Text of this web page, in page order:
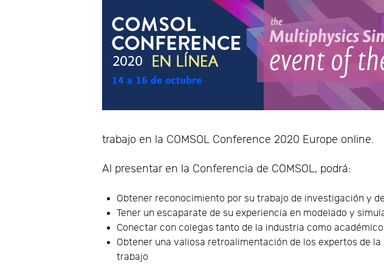
trabajo en la COMSOL Conference 2020 Europe online.
Al presentar en la Conferencia de COMSOL, podrá:
Obtener reconocimiento por su trabajo de investigación y
Tener un escaparate de su experiencia en modelado y
Conectar con colegas tanto de la industria como
Obtener una valiosa retroalimentación de los expertos de
trabajo